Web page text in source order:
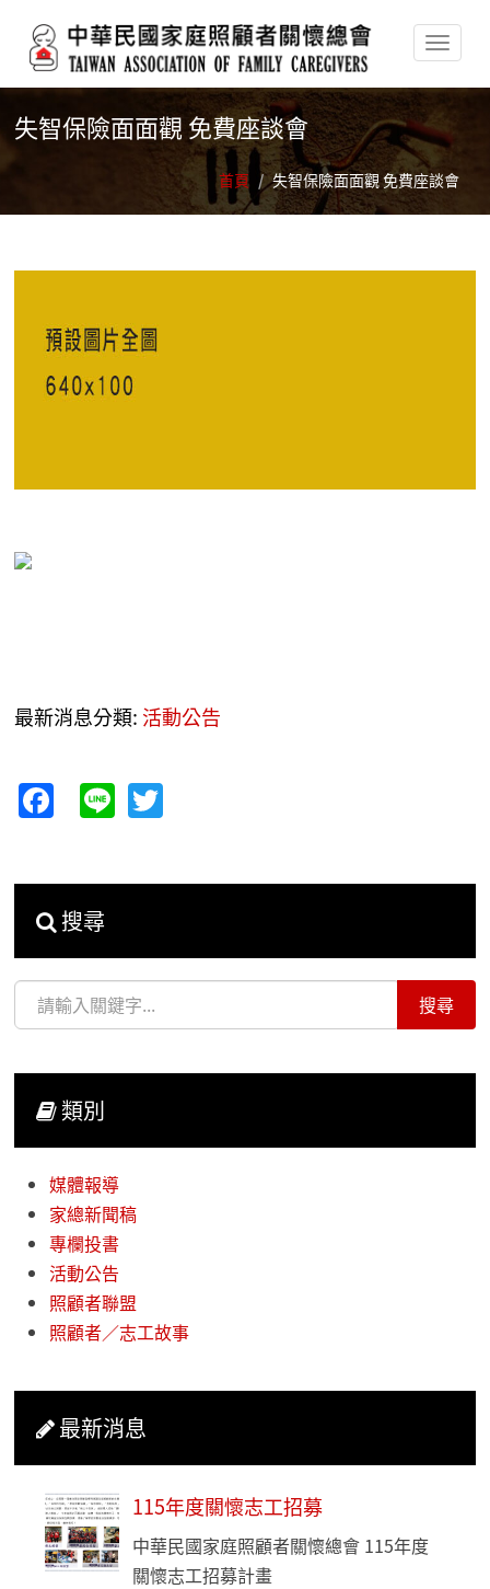
失智保險面面觀 免費座談會
首頁 / 失智保險面面觀 免費座談會
最新消息分類: 活動公告
Facebook
Line
搜尋
類別
媒體報導
家總新聞稿
專欄投書
活動公告
照顧者聯盟
照顧者／志工故事
最新消息
115年度關懷志工招募
中華民國家庭照顧者關懷總會 115年度
關懷志工招募計畫